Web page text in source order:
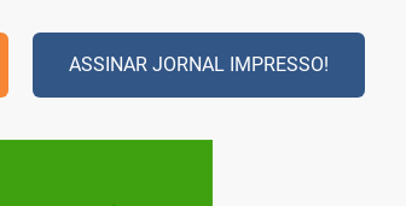
ASSINAR JORNAL IMPRESSO!